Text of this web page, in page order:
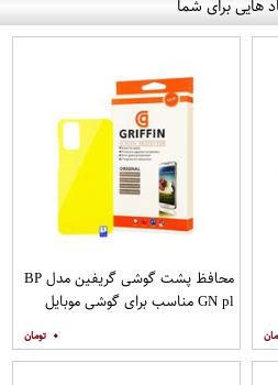
هایی برای شما
محافظ پشت گوشی گریفین مدل BP
GN pl مناسب برای گوشی موبایل
۰